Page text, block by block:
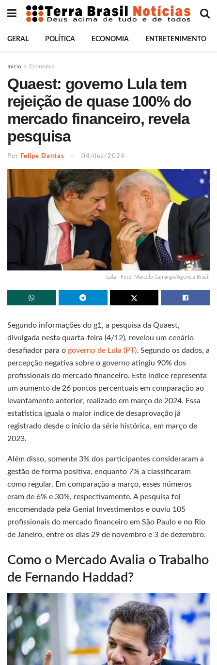
GERAL POLÍTICA ECONOMIA ENTRETENIMENTO
Início Economia
Quaest: governo Lula tem
rejeição de quase 100% do
mercado financeiro, revela
pesquisa
Por Felipe Dantas 04/dez/2024
Lula - Foto: Marcelo Camargo/Agência Brasil
Segundo informações do g1, a pesquisa da Quaest,
divulgada nesta quarta-feira (4/12), revelou um cenário
desafiador para o governo de Lula (PT). Segundo os dados, a
percepção negativa sobre o governo atingiu 90% dos
profissionais do mercado financeiro. Este índice representa
um aumento de 26 pontos percentuais em comparação ao
levantamento anterior, realizado em março de 2024. Essa
estatística iguala o maior índice de desaprovação já
registrado desde o início da série histórica, em março de
2023.
Além disso, somente 3% dos participantes consideraram a
gestão de forma positiva, enquanto 7% a classificaram
como regular. Em comparação a março, esses números
eram de 6% e 30%, respectivamente. A pesquisa foi
encomendada pela Genial Investimentos e ouviu 105
profissionais do mercado financeiro em São Paulo e no Rio
de Janeiro, entre os dias 29 de novembro e 3 de dezembro.
Como o Mercado Avalia o Trabalho
de Fernando Haddad?